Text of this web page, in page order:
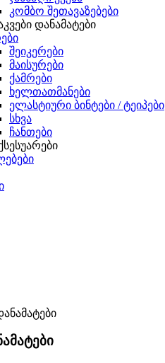
კომბო შეთავაზებები
შეიკერები
მაისურები
ქამრები
ხელთათმანები
ელასტიური ბინტები / ტეიპები
სხვა
ჩანთები